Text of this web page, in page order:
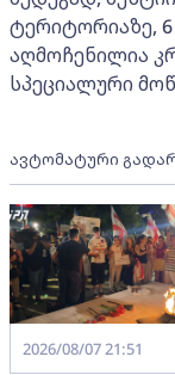
ტერიტორიაზე,
აღმოჩენილია
სპეციალური
ავტომატური
2026/08/07 21:51